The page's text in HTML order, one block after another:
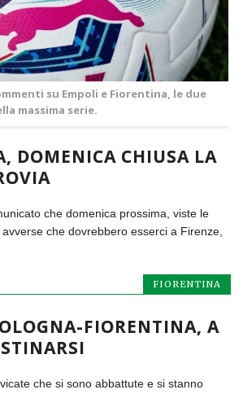
su Empoli e Fiorentina, le due
massima serie.
DOMENICA CHIUSA LA
che domenica prossima, viste le
che dovrebbero esserci a Firenze,
FIORENTINA
FIORENTINA, A
che si sono abbattute e si stanno